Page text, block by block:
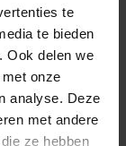
te
te bieden
Ook delen we
onze
analyse. Deze
met andere
ze hebben
afsluiten,
een beugel